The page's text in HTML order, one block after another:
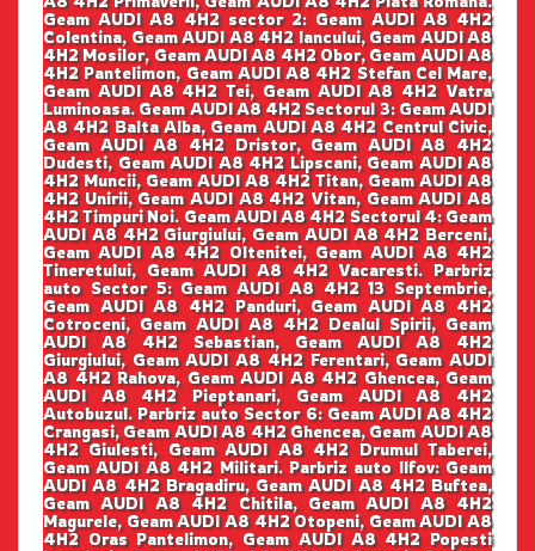
Geam AUDI A8 4H2 sector 2: Geam AUDI A8 4H2
Colentina, Geam AUDI A8 4H2 Iancului, Geam AUDI A8
4H2 Mosilor, Geam AUDI A8 4H2 Obor, Geam AUDI A8
4H2 Pantelimon, Geam AUDI A8 4H2 Stefan Cel Mare,
Geam AUDI A8 4H2 Tei, Geam AUDI A8 4H2 Vatra
Luminoasa. Geam AUDI A8 4H2 Sectorul 3: Geam AUDI
A8 4H2 Balta Alba, Geam AUDI A8 4H2 Centrul Civic,
Geam AUDI A8 4H2 Dristor, Geam AUDI A8 4H2
Dudesti, Geam AUDI A8 4H2 Lipscani, Geam AUDI A8
4H2 Muncii, Geam AUDI A8 4H2 Titan, Geam AUDI A8
4H2 Unirii, Geam AUDI A8 4H2 Vitan, Geam AUDI A8
4H2 Timpuri Noi. Geam AUDI A8 4H2 Sectorul 4: Geam
AUDI A8 4H2 Giurgiului, Geam AUDI A8 4H2 Berceni,
Geam AUDI A8 4H2 Oltenitei, Geam AUDI A8 4H2
Tineretului, Geam AUDI A8 4H2 Vacaresti. Parbriz
auto Sector 5: Geam AUDI A8 4H2 13 Septembrie,
Geam AUDI A8 4H2 Panduri, Geam AUDI A8 4H2
Cotroceni, Geam AUDI A8 4H2 Dealul Spirii, Geam
AUDI A8 4H2 Sebastian, Geam AUDI A8 4H2
Giurgiului, Geam AUDI A8 4H2 Ferentari, Geam AUDI
A8 4H2 Rahova, Geam AUDI A8 4H2 Ghencea, Geam
AUDI A8 4H2 Pieptanari, Geam AUDI A8 4H2
Autobuzul. Parbriz auto Sector 6: Geam AUDI A8 4H2
Crangasi, Geam AUDI A8 4H2 Ghencea, Geam AUDI A8
4H2 Giulesti, Geam AUDI A8 4H2 Drumul Taberei,
Geam AUDI A8 4H2 Militari. Parbriz auto Ilfov: Geam
AUDI A8 4H2 Bragadiru, Geam AUDI A8 4H2 Buftea,
Geam AUDI A8 4H2 Chitila, Geam AUDI A8 4H2
Magurele, Geam AUDI A8 4H2 Otopeni, Geam AUDI A8
4H2 Oras Pantelimon, Geam AUDI A8 4H2 Popesti